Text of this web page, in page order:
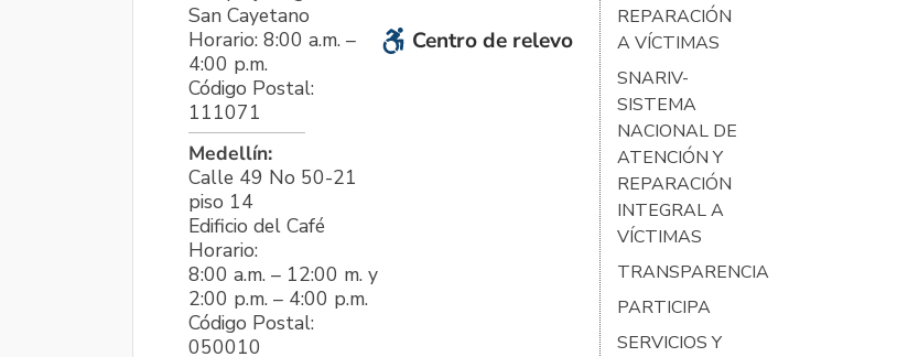
San Cayetano
Horario: 8:00 a.m. –
4:00 p.m.
Código Postal:
111071
Medellín:
Calle 49 No 50-21
piso 14
Edificio del Café
Horario:
8:00 a.m. – 12:00 m. y
2:00 p.m. – 4:00 p.m.
Código Postal:
050010
Centro de relevo
REPARACIÓN
A VÍCTIMAS
SNARIV-
SISTEMA
NACIONAL DE
ATENCIÓN Y
REPARACIÓN
INTEGRAL A
VÍCTIMAS
TRANSPARENCIA
PARTICIPA
SERVICIOS Y